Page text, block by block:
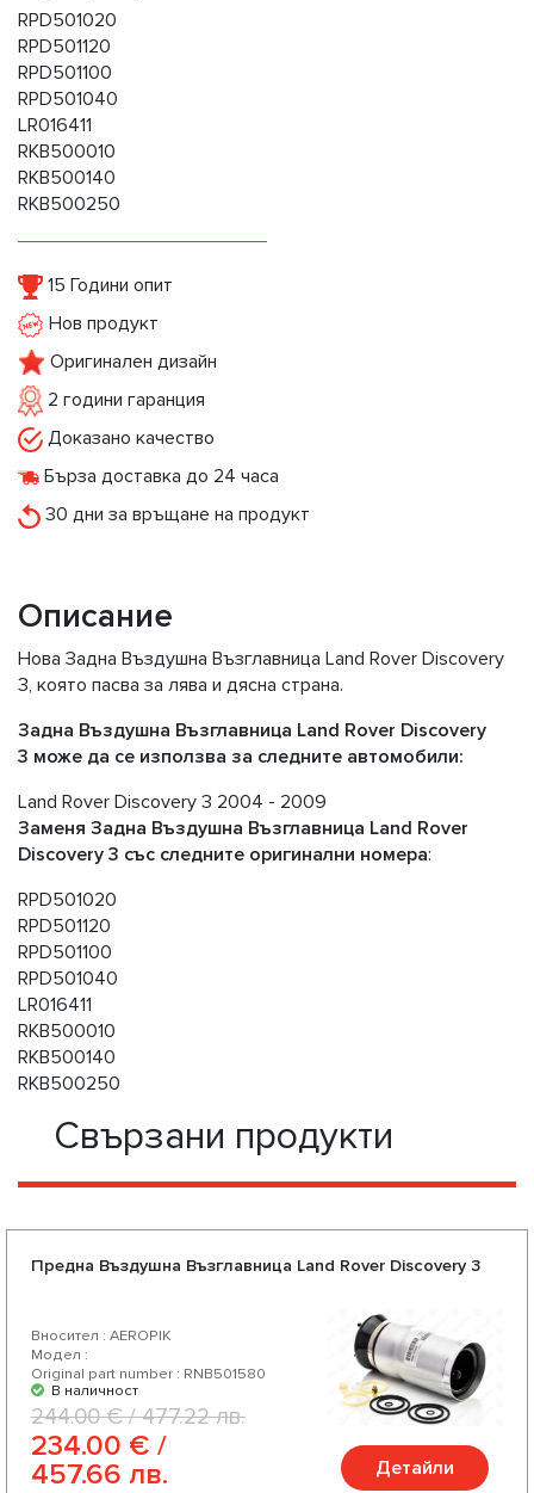
RPD501020
RPD501120
RPD501100
RPD501040
LR016411
RKB500010
RKB500140
RKB500250
15 Години опит
Нов продукт
Оригинален дизайн
2 години гаранция
Доказано качество
Бърза доставка до 24 часа
30 дни за връщане на продукт
Описание
Нова Задна Въздушна Възглавница Land Rover Discovery
3, която пасва за лява и дясна страна.
Задна Въздушна Възглавница Land Rover Discovery
3 може да се използва за следните автомобили:
Land Rover Discovery 3 2004 - 2009
Заменя Задна Въздушна Възглавница Land Rover
Discovery 3 със следните оригинални номера:
RPD501020
RPD501120
RPD501100
RPD501040
LR016411
RKB500010
RKB500140
RKB500250
Свързани продукти
Предна Въздушна Възглавница Land Rover Discovery 3
Вносител : AEROPIK
Модел :
Original part number : RNB501580
В наличност
244.00 € / 477.22 лв.
234.00 € /
457.66 лв.
Детайли